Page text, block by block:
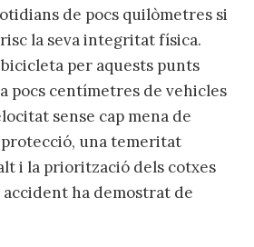
de pocs quilòmetres si
la seva integritat física.
per aquests punts
pocs centímetres de vehicles
sense cap mena de
una temeritat
i la priorització dels cotxes
ha demostrat de